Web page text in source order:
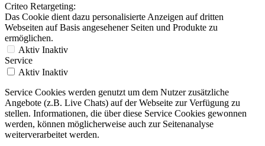
Criteo Retargeting:
Das Cookie dient dazu personalisierte Anzeigen auf dritten
Webseiten auf Basis angesehener Seiten und Produkte zu
ermöglichen.
Aktiv Inaktiv
Service
Aktiv Inaktiv
Service Cookies werden genutzt um dem Nutzer zusätzliche
Angebote (z.B. Live Chats) auf der Webseite zur Verfügung zu
stellen. Informationen, die über diese Service Cookies gewonnen
werden, können möglicherweise auch zur Seitenanalyse
weiterverarbeitet werden.